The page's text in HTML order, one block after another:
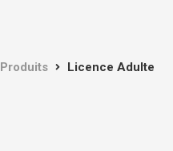
Produits
Licence Adulte